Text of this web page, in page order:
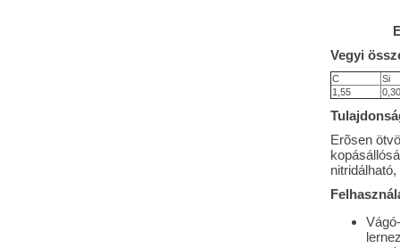
Vegyi
C
Si
1,55
0,30
Erõsen